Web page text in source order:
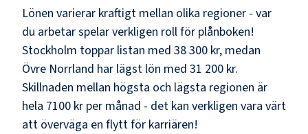
Lönen varierar kraftigt mellan olika regioner - var
du arbetar spelar verkligen roll för plånboken!
Stockholm toppar listan med 38 300 kr, medan
Övre Norrland har lägst lön med 31 200 kr.
Skillnaden mellan högsta och lägsta regionen är
hela 7100 kr per månad - det kan verkligen vara värt
att överväga en flytt för karriären!